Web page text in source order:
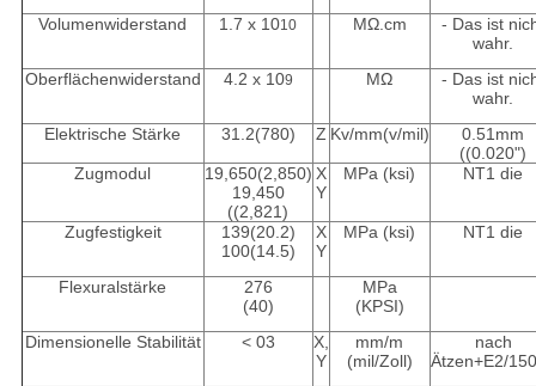
Volumenwiderstand 1.7 x 1010 MΩ.cm
- Das ist
wahr.
Oberflächenwiderstand
4.2 x 109 MΩ
- Das ist
wahr.
Elektrische Stärke
31.2(780) Z Kv/mm(v/mil)
0.51mm
((0.020")
Zugmodul
19,650(2,850)
19,450
((2,821)
X
Y
MPa (ksi) NT1 die
Zugfestigkeit
139(20.2)
100(14.5)
X
Y
MPa (ksi) NT1 die
Flexuralstärke
276
(40)
MPa
(KPSI)
Dimensionelle Stabilität
< 03
X,
Y
mm/m
(mil/Zoll)
nach
Ätzen+E2/